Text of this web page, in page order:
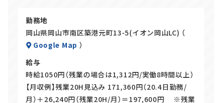
勤務地
岡山県岡山市南区築港元町13-5(イオン岡山LC) （
Google Map ）
給与
時給1050円（残業の場合は1,312円/実働8時間以上）
【月収例】残業20H見込み 171,360円（20.4日勤務/
月）＋26,240円（残業20H/月）＝197,600円 ※残業